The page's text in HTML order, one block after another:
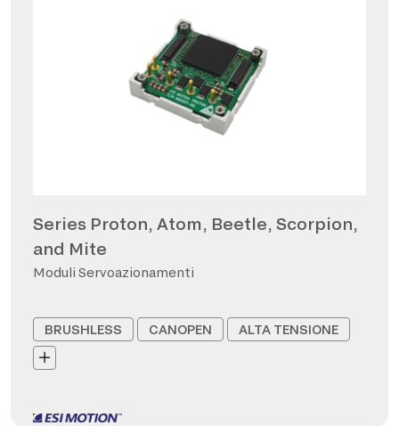
Series Proton, Atom, Beetle, Scorpion,
and Mite
Moduli Servoazionamenti
BRUSHLESS CANOPEN ALTA TENSIONE